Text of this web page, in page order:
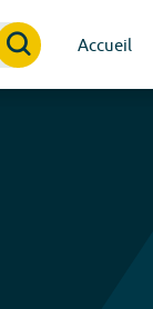
Accueil